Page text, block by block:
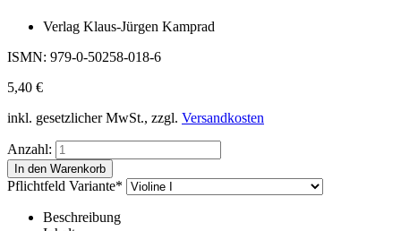
Verlag Klaus-Jürgen Kamprad
ISMN: 979-0-50258-018-6
5,40 €
inkl. gesetzlicher MwSt., zzgl. Versandkosten
Anzahl:
Pflichtfeld Variante*
Beschreibung